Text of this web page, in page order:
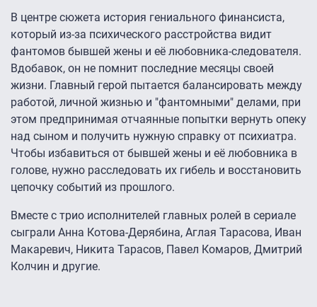
В центре сюжета история гениального финансиста,
который из-за психического расстройства видит
фантомов бывшей жены и её любовника-следователя.
Вдобавок, он не помнит последние месяцы своей
жизни. Главный герой пытается балансировать между
работой, личной жизнью и "фантомными" делами, при
этом предпринимая отчаянные попытки вернуть опеку
над сыном и получить нужную справку от психиатра.
Чтобы избавиться от бывшей жены и её любовника в
голове, нужно расследовать их гибель и восстановить
цепочку событий из прошлого.
Вместе с трио исполнителей главных ролей в сериале
сыграли Анна Котова-Дерябина, Аглая Тарасова, Иван
Макаревич, Никита Тарасов, Павел Комаров, Дмитрий
Колчин и другие.